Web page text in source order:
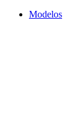
Modelos